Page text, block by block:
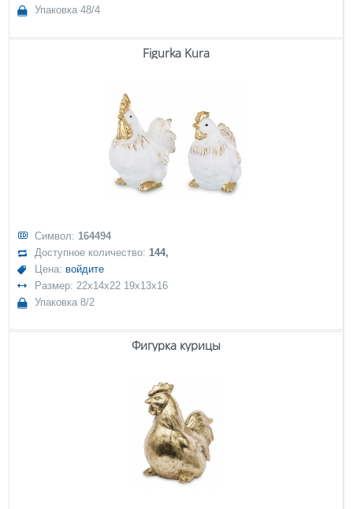
Упаковка 48/4
Figurka Kura
Символ: 164494
Доступное количество:144,
Цена: войдите
Размер: 22x14x22 19x13x16
Упаковка 8/2
Фигурка курицы